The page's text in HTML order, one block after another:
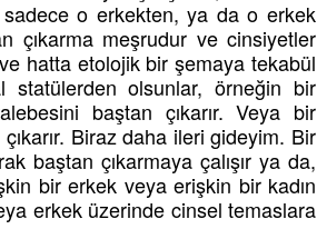
o erkekten, ya da o erkek
çıkarma meşrudur ve cinsiyetler
hatta etolojik bir şemaya tekabül
olsunlar, örneğin bir
baştan çıkarır. Veya bir
Biraz daha ileri gideyim. Bir
baştan çıkarmaya çalışır ya da,
bir erkek veya erişkin bir kadın
erkek üzerinde cinsel temaslara